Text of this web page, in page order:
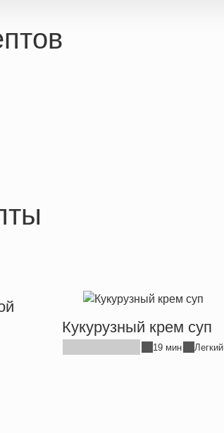
Кукурузный крем суп
19 мин Легкий